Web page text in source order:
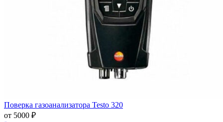
Поверка газоанализатора Testo 320
от 5000 ₽